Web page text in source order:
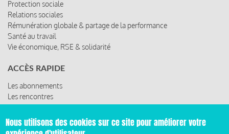
Protection sociale
Relations sociales
Rémunération globale & partage de la performance
Santé au travail
Vie économique, RSE & solidarité
ACCÈS RAPIDE
Les abonnements
Les rencontres
Les ressources
Nous utilisons des cookies sur ce site pour améliorer votre